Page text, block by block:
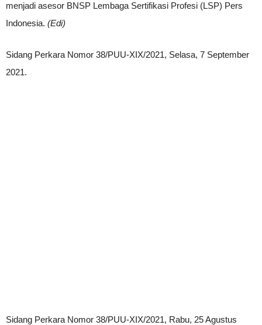
menjadi asesor BNSP Lembaga Sertifikasi Profesi (LSP) Pers
Indonesia. (Edi)
Sidang Perkara Nomor 38/PUU-XIX/2021, Selasa, 7 September
2021.
Sidang Perkara Nomor 38/PUU-XIX/2021, Rabu, 25 Agustus